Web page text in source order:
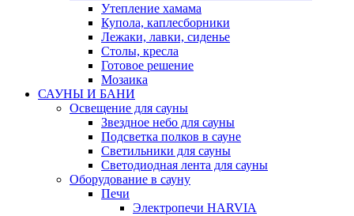
Утепление хамама
Купола, каплесборники
Лежаки, лавки, сиденье
Столы, кресла
Готовое решение
Мозаика
САУНЫ И БАНИ
Освещение для сауны
Звездное небо для сауны
Подсветка полков в сауне
Светильники для сауны
Светодиодная лента для сауны
Оборудование в сауну
Печи
Электропечи HARVIA